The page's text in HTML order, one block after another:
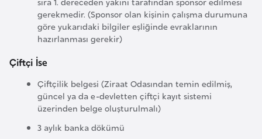
gerekmedir. (Sponsor olan kişinin çalışma durumuna
göre yukarıdaki bilgiler eşliğinde evraklarının
hazırlanması gerekir)
Çiftçi İse
Çiftçilik belgesi (Ziraat Odasından temin edilmiş,
güncel ya da e-devletten çiftçi kayıt sistemi
üzerinden belge oluşturulmalı)
3 aylık banka dökümü
G